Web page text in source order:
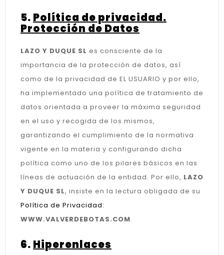
5. Política de privacidad.
Protección de Datos
LAZO Y DUQUE SL es consciente de la
importancia de la protección de datos, así
como de la privacidad de EL USUARIO y por ello,
ha implementado una política de tratamiento de
datos orientada a proveer la máxima seguridad
en el uso y recogida de los mismos,
garantizando el cumplimiento de la normativa
vigente en la materia y configurando dicha
política como uno de los pilares básicos en las
líneas de actuación de la entidad. Por ello, LAZO
Y DUQUE SL, insiste en la lectura obligada de su
Política de Privacidad:
WWW.VALVERDEBOTAS.COM.
6. Hiperenlaces